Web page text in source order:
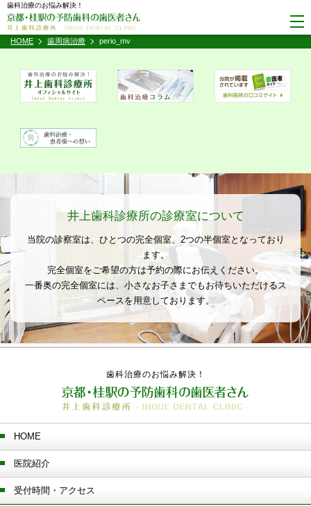
歯科治療のお悩み解決！
HOME 歯周病治療 perio_mv
井上歯科診療所の診療室について
当院の診察室は、ひとつの完全個室、2つの半個室となっており
ます。
完全個室をご希望の方は予約の際にお伝えください。
一番奥の完全個室には、小さなお子さまでもお待ちいただけるス
ペースを用意しております。
歯科治療のお悩み解決！
HOME
医院紹介
受付時間・アクセス